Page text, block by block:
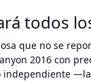
todos
que no se
2016 con